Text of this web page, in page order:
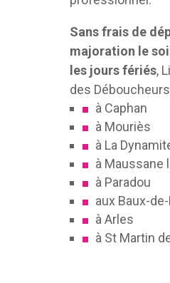
Sans frais de
majoration le
les jours fériés,
des
à Caphan
à Mouriès
à La
à Maussane
à Paradou
aux Baux-
à Arles
à St Martin